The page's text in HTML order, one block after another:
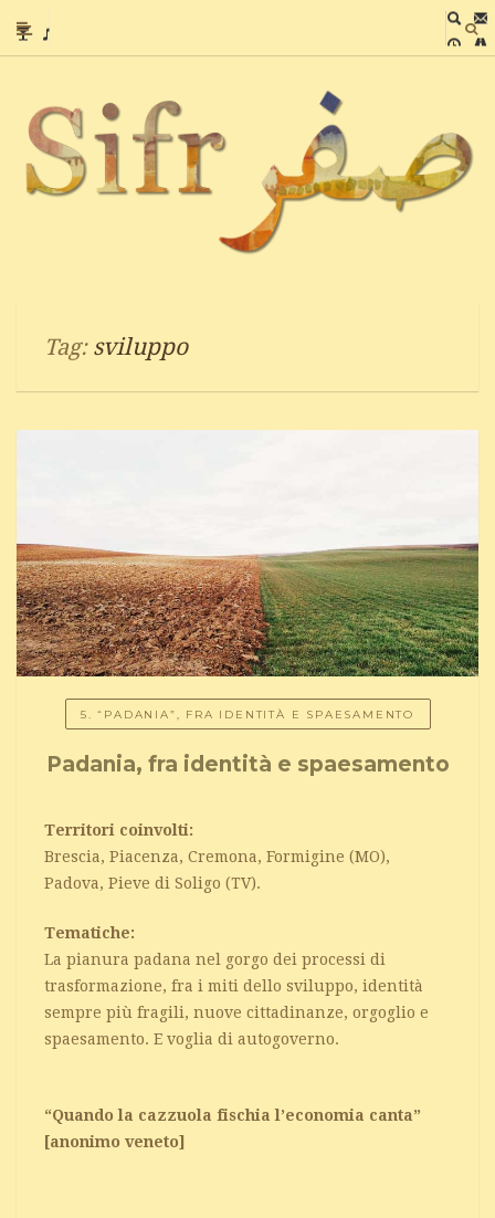
Tag: sviluppo
5. “PADANIA”, FRA IDENTITÀ E SPAESAMENTO
Padania, fra identità e spaesamento
Territori coinvolti:
Brescia, Piacenza, Cremona, Formigine (MO),
Padova, Pieve di Soligo (TV).
Tematiche:
La pianura padana nel gorgo dei processi di
trasformazione, fra i miti dello sviluppo, identità
sempre più fragili, nuove cittadinanze, orgoglio e
spaesamento. E voglia di autogoverno.
“Quando la cazzuola fischia l’economia canta”
[anonimo veneto]